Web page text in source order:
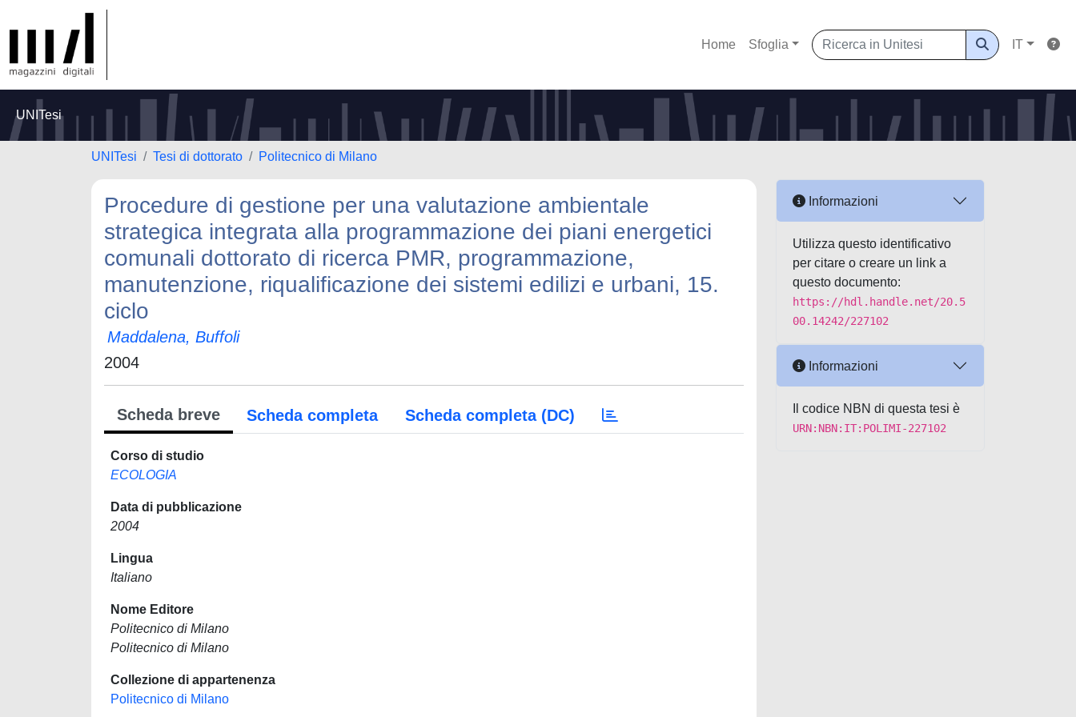
Home Sfoglia IT
UNITesi
UNITesi Tesi di dottorato Politecnico di Milano
Procedure di gestione per una valutazione ambientale
strategica integrata alla programmazione dei piani energetici
comunali dottorato di ricerca PMR, programmazione,
manutenzione, riqualificazione dei sistemi edilizi e urbani, 15.
ciclo
Maddalena, Buffoli
2004
Scheda breve Scheda completa Scheda completa (DC)
Corso di studio
ECOLOGIA
Data di pubblicazione
2004
Lingua
Italiano
Nome Editore
Politecnico di Milano
Politecnico di Milano
Collezione di appartenenza
Politecnico di Milano
Informazioni
Utilizza questo identificativo
per citare o creare un link a
questo documento:
https://hdl.handle.net/20.5
00.14242/227102
Informazioni
Il codice NBN di questa tesi è
URN:NBN:IT:POLIMI-227102